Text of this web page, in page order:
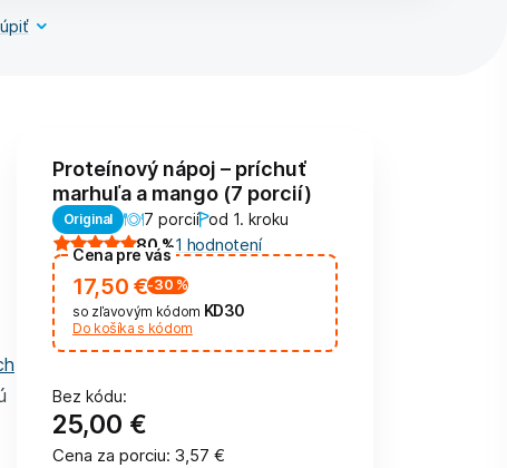
Proteínový nápoj – príchuť
marhuľa a mango (7 porcií)
Original 7 porcií od 1. kroku
80%1 hodnotení
Cena pre vás
17,50 €-30 %
so zľavovým kódom KD30
Do košíka s kódom
Bez kódu:
25,00 €
Cena za porciu: 3,57 €